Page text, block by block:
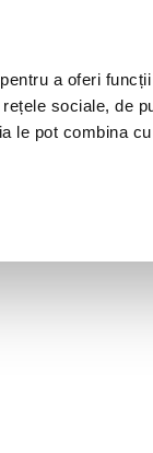
a oferi
sociale, de
le pot combina